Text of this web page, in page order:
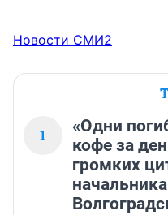
Новости СМИ2
1
«Одни
кофе за
громких